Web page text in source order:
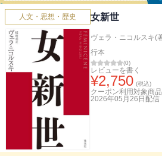
人文・思想・歴史 女新世
ヴェラ・ニコルスキ(
行本
(0)
レビューを書く
¥2,750 (税込)
クーポン利用対象商品
2026年05月26日 配信